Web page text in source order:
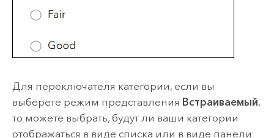
Для переключателя категории, если вы
выберете режим представления Встраиваемый,
то можете выбрать, будут ли ваши категории
отображаться в виде списка или в виде панели